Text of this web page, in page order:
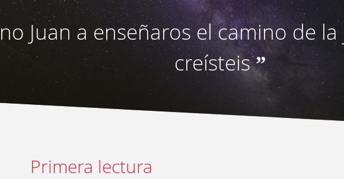
Juan a enseñaros el camino de
creísteis”
Primera lectura